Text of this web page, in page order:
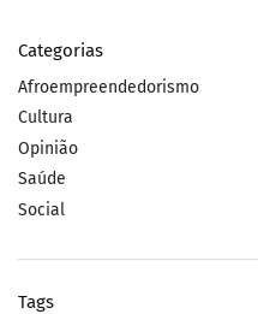
Categorias
Afroempreendedorismo
Cultura
Opinião
Saúde
Social
Tags